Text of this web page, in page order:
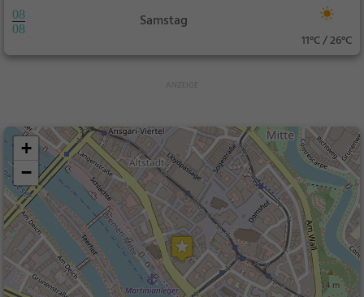
08
08
Samstag
11°C / 26°C
+
−